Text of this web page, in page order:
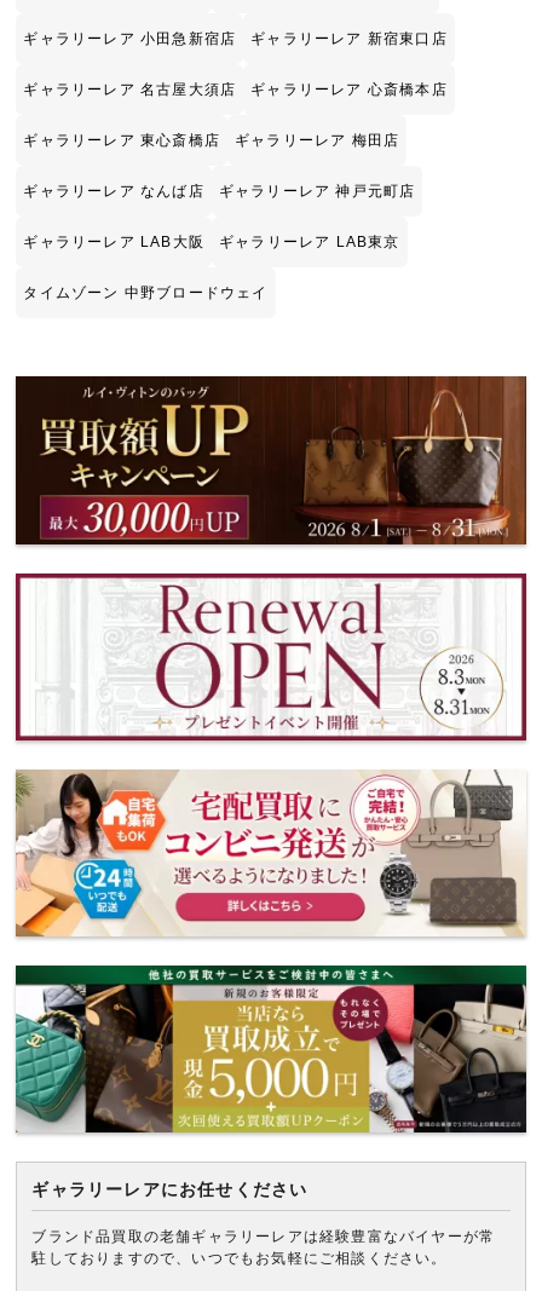
ギャラリーレアにお任せください
ブランド品買取の老舗ギャラリーレアは経験豊富なバイヤーが常
駐しておりますので、いつでもお気軽にご相談ください。
ギャラリーレア 小田急新宿店 ギャラリーレア 新宿東口店
ギャラリーレア 名古屋大須店 ギャラリーレア 心斎橋本店
ギャラリーレア 東心斎橋店 ギャラリーレア 梅田店
ギャラリーレア なんば店 ギャラリーレア 神戸元町店
ギャラリーレア LAB大阪 ギャラリーレア LAB東京
タイムゾーン 中野ブロードウェイ